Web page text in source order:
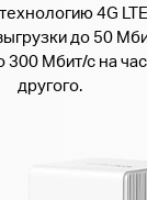
4G
до 50
Мбит/с на
другого.